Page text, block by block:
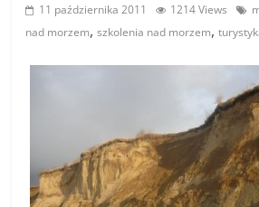
11 października 2011 1214 Views
nad morzem,szkolenia nad morzem,